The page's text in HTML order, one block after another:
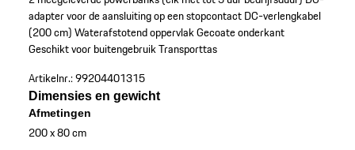
adapter voor de aansluiting op een stopcontact DC-verlengkabel
(200 cm)Waterafstotend oppervlakGecoate onderkant
Geschikt voor buitengebruikTransporttas
Artikelnr.:99204401315
Dimensies en gewicht
Afmetingen
200 x 80 cm